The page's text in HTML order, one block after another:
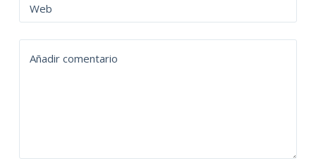
Web
Añadir comentario
a
t